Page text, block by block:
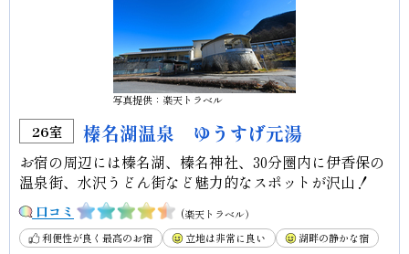
写真提供：楽天トラベル
26室 榛名湖温泉 ゆうすげ元湯
お宿の周辺には榛名湖、榛名神社、30分圏内に伊香保の
温泉街、水沢うどん街など魅力的なスポットが沢山！
口コミ
(楽天トラベル）
利便性が良く最高のお宿
立地は非常に良い 湖畔の静かな宿